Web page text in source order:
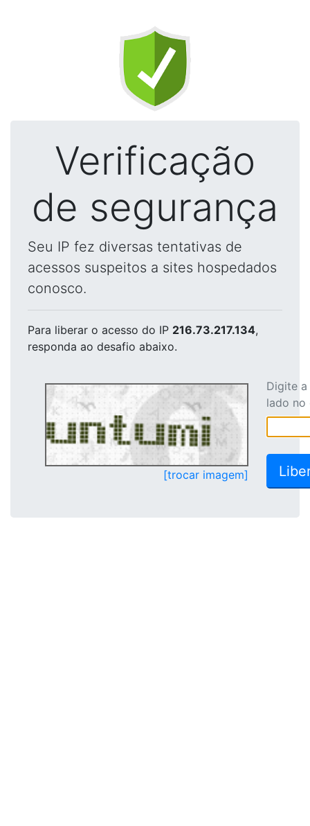
Verificação
de segurança
Seu IP fez diversas tentativas de
acessos suspeitos a sites hospedados
conosco.
Para liberar o acesso do IP 216.73.217.134,
responda ao desafio abaixo.
[trocar imagem]
Digite
lado no